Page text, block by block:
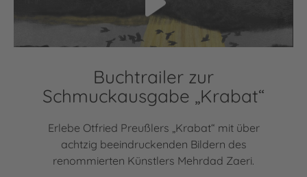
Buchtrailer zur
Schmuckausgabe „Krabat“
Erlebe Otfried Preußlers „Krabat“ mit über
achtzig beeindruckenden Bildern des
renommierten Künstlers Mehrdad Zaeri.